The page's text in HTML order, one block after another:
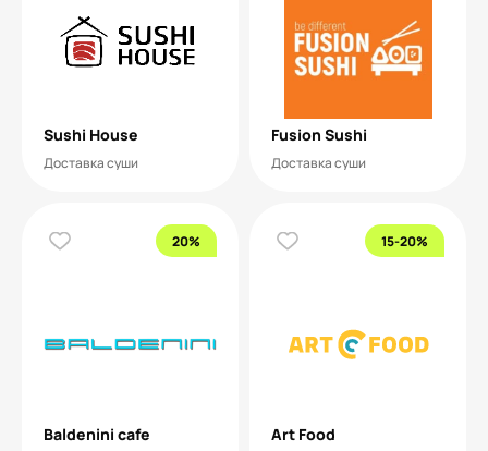
Sushi House
Доставка суши
Fusion Sushi
Доставка суши
20%
Baldenini cafe
15-20%
Art Food